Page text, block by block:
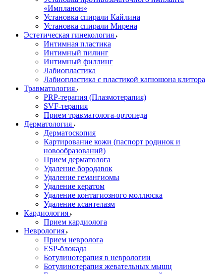
«Импланон»
Установка спирали Кайлина
Установка спирали Мирена
Эстетическая гинекология
Интимная пластика
Интимный пилинг
Интимный филлинг
Лабиопластика
Лабиопластика с пластикой капюшона клитора
Травматология
PRP-терапия (Плазмотерапия)
SVF-терапия
Прием травматолога-ортопеда
Дерматология
Дерматоскопия
Картирование кожи (паспорт родинок и
новообразований)
Прием дерматолога
Удаление бородавок
Удаление гемангиомы
Удаление кератом
Удаление контагиозного моллюска
Удаление ксантелазм
Кардиология
Прием кардиолога
Неврология
Прием невролога
ESP-блокада
Ботулинотерапия в неврологии
Ботулинотерапия жевательных мышц